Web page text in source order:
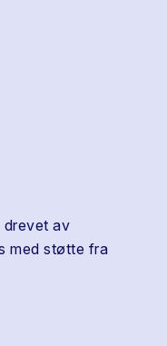
drevet av
med støtte fra